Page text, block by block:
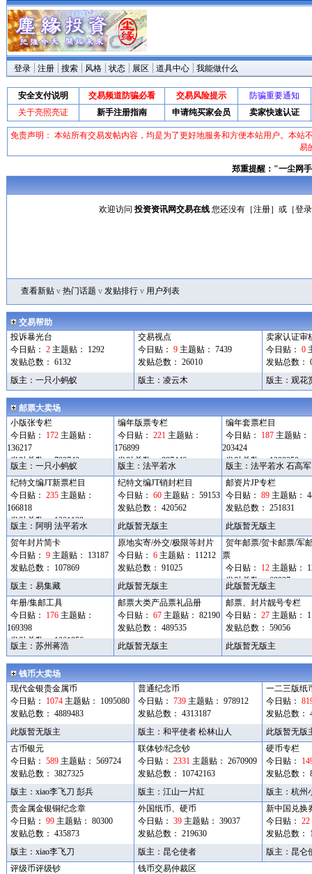
登录 注册 搜索 风格 状态 展区 道具中心 我能做什么
安全支付说明 交易频道防骗必看 交易风险提示
防骗重要通知
关于亮照亮证
新手注册指南 申请纯买家会员 卖家快速认证
免责声明： 本站所有交易发帖内容，均是为了更好地服务和方便本站用户。本
易
郑重提醒："一尘网
欢迎访问 投资资讯网交易在线您还没有［注册］或［登录
查看新贴 v 热门话题 v 发贴排行 v 用户列表
交易帮助
投诉暴光台
今日贴： 2 主题贴： 1292
发贴总数： 6132
交易视点
今日贴： 9 主题贴： 7439
发贴总数： 26010
卖家认证审
今日贴： 0
发贴总数：
版主： 一只小蚂蚁 版主：凌云木 版主： 观花
邮票大卖场
小版张专栏
今日贴：
172 主题贴：
136217
发贴总数： 702743
编年版票专栏
今日贴： 221 主题贴：
176899
发贴总数： 997446
编年套票栏目
今日贴：
187 主题贴：
203424
发贴总数： 1208350
版主： 一只小蚂蚁 版主：法平若水 版主：法平若水 石高军
纪特文编JT新票栏目
今日贴： 235 主题贴：
166818
发贴总数： 1231129
纪特文编JT销封栏目
今日贴： 60 主题贴： 59153
发贴总数： 420562
邮资片JP专栏
今日贴： 89 主题贴：
发贴总数： 251831
版主： 阿明 法平若水 此版暂无版主
此版暂无版主
贺年封片简卡
今日贴： 9 主题贴： 13187
发贴总数： 107869
原地实寄/外交/极限等封片
今日贴： 6 主题贴： 11212
发贴总数： 91025
贺年邮票/贺卡邮票/军
票
今日贴：
12 主题贴：
发贴总数： 68037
版主： 易集藏 此版暂无版主
此版暂无版主
年册/集邮工具
今日贴：
176 主题贴：
169398
发贴总数： 1061856
邮票大类产品票礼品册
今日贴： 67 主题贴： 82190
发贴总数： 489535
邮票、封片靓号专栏
今日贴： 27 主题贴：
发贴总数： 59056
版主： 苏州蒋浩 此版暂无版主 此版暂无版主
钱币大卖场
现代金银贵金属币
今日贴：
1074 主题贴： 1095080
发贴总数： 4889483
普通纪念币
今日贴： 739 主题贴： 978912
发贴总数： 4313187
一二三版纸
今日贴：
发贴总数：
此版暂无版主
版主：和平使者 松林山人
此版暂无版
古币银元
今日贴： 589 主题贴： 569724
发贴总数： 3827325
联体钞/纪念钞
今日贴： 2331 主题贴： 2670909
发贴总数： 10742163
硬币专栏
今日贴：
发贴总数：
版主： xiao李飞刀 彭兵 版主：江山一片紅 版主： 杭州
贵金属金银铜纪念章
今日贴： 99 主题贴： 80300
发贴总数： 435873
外国纸币、硬币
今日贴： 39 主题贴： 39037
发贴总数： 219630
新中国兑换
今日贴： 22
发贴总数：
版主： xiao李飞刀 版主： 昆仑使者 版主： 昆仑
评级币评级钞
钱币交易仲裁区